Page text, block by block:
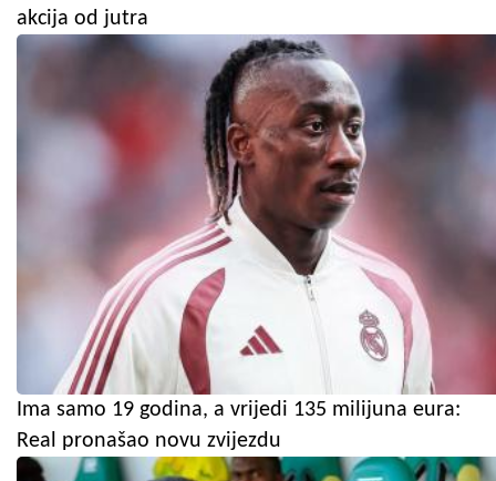
akcija od jutra
Ima samo 19 godina, a vrijedi 135 milijuna eura:
Real pronašao novu zvijezdu